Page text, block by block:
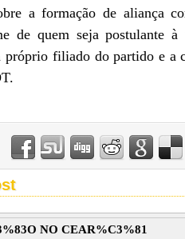
a formação de aliança
de quem seja postulante à
próprio filiado do partido e a
NO CEAR%C3%81